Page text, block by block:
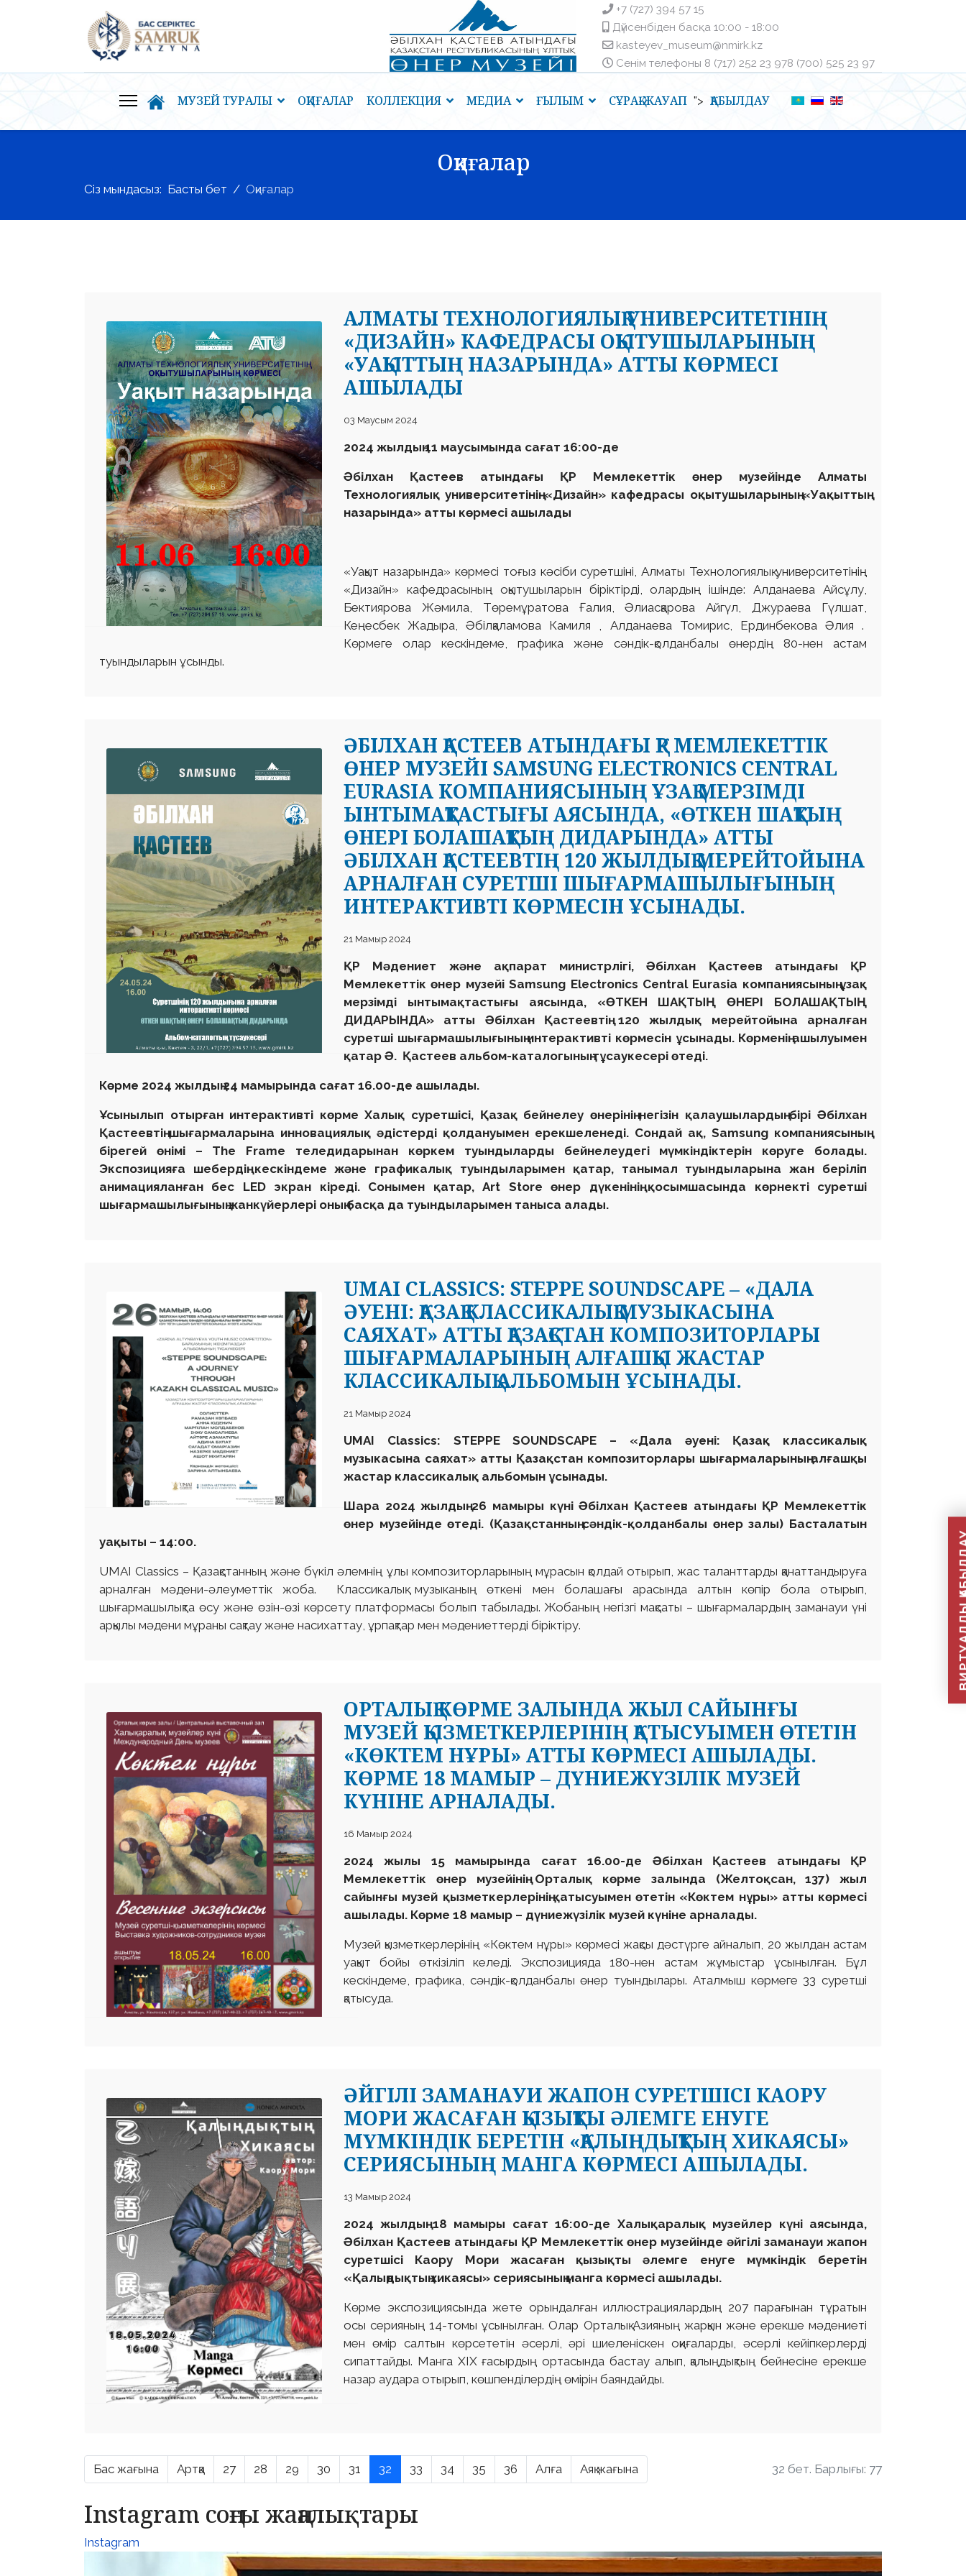
+7 (727) 394 57 15
Дүйсенбіден басқа ㅤ10:00 - 18:00
kasteyev_museum@nmirk.kz
Сенім телефоныㅤ 8 (717) 252 23 97ㅤ8 (700) 525 23 97
МУЗЕЙ ТУРАЛЫ ОҚИҒАЛАР КОЛЛЕКЦИЯ МЕДИА ҒЫЛЫМ СҰРАҚ-ЖАУАП "> ҚАБЫЛДАУ
Оқиғалар
Сіз мындасыз: Басты бет Оқиғалар
АЛМАТЫ ТЕХНОЛОГИЯЛЫҚ УНИВЕРСИТЕТІНІҢ
«ДИЗАЙН» КАФЕДРАСЫ ОҚЫТУШЫЛАРЫНЫҢ
«УАҚЫТТЫҢ НАЗАРЫНДА» АТТЫ КӨРМЕСІ
АШЫЛАДЫ
03 Маусым 2024
2024 жылдың 11 маусымында сағат 16:00-де
Әбілхан Қастеев атындағы ҚР Мемлекеттік өнер музейінде Алматы
Технологиялық университетінің «Дизайн» кафедрасы оқытушыларының «Уақыттың
назарында» атты көрмесі ашылады
«Уақыт назарында» көрмесі тоғыз кәсіби суретшіні, Алматы Технологиялық университетінің
«Дизайн» кафедрасының оқытушыларын біріктірді, олардың ішінде: Алданаева Айсұлу,
Бектиярова Жәмила, Төремұратова Ғалия, Әлиасқарова Айгүл, Джураева Гүлшат,
Кеңесбек Жадыра, Әбілқаламова Камиля , Алданаева Томирис, Ердинбекова Әлия .
Көрмеге олар кескіндеме, графика және сәндік-қолданбалы өнердің 80-нен астам
туындыларын ұсынды.
ӘБІЛХАН ҚАСТЕЕВ АТЫНДАҒЫ ҚР МЕМЛЕКЕТТІК
ӨНЕР МУЗЕЙІ SAMSUNG ELECTRONICS CENTRAL
EURASIA КОМПАНИЯСЫНЫҢ ҰЗАҚ МЕРЗІМДІ
ЫНТЫМАҚТАСТЫҒЫ АЯСЫНДА, «ӨТКЕН ШАҚТЫҢ
ӨНЕРІ БОЛАШАҚТЫҢ ДИДАРЫНДА» АТТЫ
ӘБІЛХАН ҚАСТЕЕВТІҢ 120 ЖЫЛДЫҚ МЕРЕЙТОЙЫНА
АРНАЛҒАН СУРЕТШІ ШЫҒАРМАШЫЛЫҒЫНЫҢ
ИНТЕРАКТИВТІ КӨРМЕСІН ҰСЫНАДЫ.
21 Мамыр 2024
ҚР Мәдениет және ақпарат министрлігі, Әбілхан Қастеев атындағы ҚР
Мемлекеттік өнер музейі Samsung Electronics Central Eurasia компаниясыныңұзақ
мерзімді ынтымақтастығы аясында, «ӨТКЕН ШАҚТЫҢ ӨНЕРІ БОЛАШАҚТЫҢ
ДИДАРЫНДА» атты Әбілхан Қастеевтің 120 жылдық мерейтойына арналған
суретші шығармашылығының интерактивті көрмесін ұсынады. Көрменің ашылуымен
қатар Ә. Қастеев альбом-каталогының тұсаукесері өтеді.
Көрме 2024 жылдың 24 мамырында сағат 16.00-де ашылады.
Ұсынылып отырған интерактивті көрмеХалық суретшісі, Қазақ бейнелеу өнерінің негізін қалаушылардың бірі Әбілхан
Қастеевтіңшығармаларына инновациялық әдістерді қолдануымен ерекшеленеді. Сондай ақ, Samsung компаниясының
бірегей өнімі
– The Frame теледидарынан көркем туындыларды бейнелеудегі мүмкіндіктерін көруге болады.
Экспозицияға
шебердіңкескіндеме және графикалық туындыларымен қатар,танымал туындыларына жан беріліп
анимацияланған бес LED экран кіреді. Сонымен қатар, Art Store өнер дүкенініңқосымшасында көрнекті суретші
шығармашылығының жанкүйерлері оныңбасқа да туындыларымен таныса алады.
UMAI CLASSICS: STEPPE SOUNDSCAPE – «ДАЛА
ӘУЕНІ: ҚАЗАҚ КЛАССИКАЛЫҚ МУЗЫКАСЫНА
САЯХАТ» АТТЫ ҚАЗАҚСТАН КОМПОЗИТОРЛАРЫ
ШЫҒАРМАЛАРЫНЫҢ АЛҒАШҚЫ ЖАСТАР
КЛАССИКАЛЫҚ АЛЬБОМЫН ҰСЫНАДЫ.
21 Мамыр 2024
UMAI Classics: STEPPE SOUNDSCAPE – «Дала әуені: Қазақ классикалық
музыкасына саяхат» атты Қазақстан композиторлары шығармаларының алғашқы
жастар классикалық альбомын ұсынады.
Шара 2024 жылдың 26 мамыры күні Әбілхан Қастеев атындағы ҚР Мемлекеттік
өнер музейінде өтеді. (Қазақстанның сәндік-қолданбалы өнер залы) Басталатын
уақыты – 14:00.
UMAI Classics – Қазақстанның және бүкіл әлемнің ұлы композиторларының мұрасын қолдай отырып, жас таланттарды қанаттандыруға
арналған мәдени-әлеуметтік жоба. Классикалық музыканың өткені мен болашағы арасында алтын көпір бола отырып,
шығармашылықта өсу және өзін-өзі көрсету платформасы болып табылады. Жобаның негізгі мақсаты – шығармалардың заманауи үні
арқылы мәдени мұраны сақтау және насихаттау, ұрпақтар мен мәдениеттерді біріктіру.
ОРТАЛЫҚ КӨРМЕ ЗАЛЫНДА ЖЫЛ САЙЫНҒЫ
МУЗЕЙ ҚЫЗМЕТКЕРЛЕРІНІҢ ҚАТЫСУЫМЕН ӨТЕТІН
«КӨКТЕМ НҰРЫ» АТТЫ КӨРМЕСІ АШЫЛАДЫ.
КӨРМЕ 18 МАМЫР – ДҮНИЕЖҮЗІЛІК МУЗЕЙ
КҮНІНЕ АРНАЛАДЫ.
16 Мамыр 2024
2024 жылы 15 мамырында сағат 16.00-де Әбілхан Қастеев атындағы ҚР
Мемлекеттік өнер музейінің Орталық көрме залында (Желтоқсан, 137) жыл
сайынғы музей қызметкерлерінің қатысуымен өтетін «Көктем нұры» атты көрмесі
ашылады. Көрме 18 мамыр – дүниежүзілік музей күніне арналады.
Музей қызметкерлерінің «Көктем нұры» көрмесі жақсы дәстүрге айналып, 20 жылдан астам
уақыт бойы өткізіліп келеді. Экспозицияда 180-нен астам жұмыстар ұсынылған. Бұл
кескіндеме, графика, сәндік-қолданбалы өнер туындылары. Аталмыш көрмеге 33 суретші
қатысуда.
ӘЙГІЛІ ЗАМАНАУИ ЖАПОН СУРЕТШІСІ КАОРУ
МОРИ ЖАСАҒАН ҚЫЗЫҚТЫ ӘЛЕМГЕ ЕНУГЕ
МҮМКІНДІК БЕРЕТІН «ҚАЛЫҢДЫҚТЫҢ ХИКАЯСЫ»
СЕРИЯСЫНЫҢ МАНГА КӨРМЕСІ АШЫЛАДЫ.
13 Мамыр 2024
2024 жылдың 18 мамыры сағат 16:00-де Халықаралық музейлер күні аясында,
Әбілхан Қастеев атындағы ҚР Мемлекеттік өнер музейінде әйгілі заманауи жапон
суретшісі Каору Мори жасаған қызықты әлемге енуге мүмкіндік беретін
«Қалыңдықтың хикаясы» сериясының манга көрмесі ашылады.
Көрме экспозициясында жете орындалған иллюстрациялардың 207 парағынан тұратын
осы серияның 14-томы ұсынылған. Олар Орталық Азияның жарқын және ерекше мәдениеті
мен өмір салтын көрсететін әсерлі, әрі шиеленіскен оқиғаларды, әсерлі кейіпкерлерді
сипаттайды. Манга XIX ғасырдың ортасында бастау алып, қалыңдықтың бейнесіне ерекше
назар аудара отырып, көшпенділердің өмірін баяндайды.
Бас жағына Артқа 27 28 29 30 31 32 33 34 35 36 Алға Аяқ жағына 32 бет. Барлығы: 77
Instagram соңғы жаңалықтары
Instagram